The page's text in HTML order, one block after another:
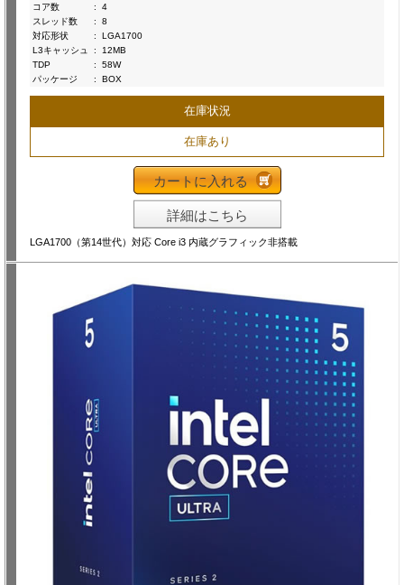
コア数
:
4
スレッド数
:
8
対応形状
:
LGA1700
L3キャッシュ
:
12MB
TDP
:
58W
パッケージ
: BOX
在庫状況
在庫あり
カートに入れる
詳細はこちら
LGA1700（第14世代）対応 Core i3 内蔵グラフィック非搭載